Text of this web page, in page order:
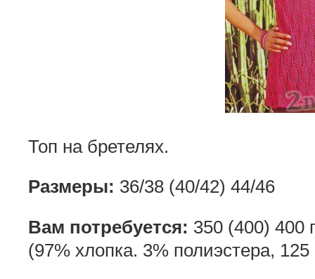
Топ на бретелях.
Размеры: 36/38 (40/42) 44/46
Вам потребуется: 350 (400) 400
(97% хлопка. 3% полиэстера,